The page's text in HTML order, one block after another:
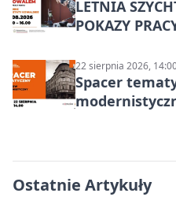
LETNIA
POKAZY
22 sierpnia 2026,
Spacer
Ostatnie Artykuły